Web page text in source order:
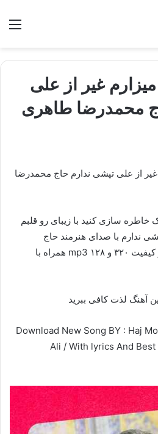
غیر از علی
محمدرضا طاهری
از علی تپشی ندارم حاج محمدرضا
خاطره سازی کنید با زیبای رو قلبم
ندارم با صدای هنرمند حاج
محمدرضا طاهری عزیز با دو کیفیت ۳۲۰ و ۱۲۸ mp3 همراه با
آهنگ لذت کافی ببرید
Download New Song BY : Haj
Ali / With lyrics And